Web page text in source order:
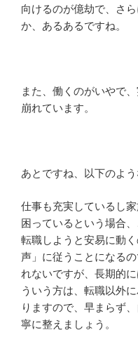
向けるのが億劫で、さ
か、あるあるですね。
また、働くのがいやで
崩れています。
あとですね、以下のよ
仕事も充実しているし
困っているという場合
転職しようと安易に動
声」に従うことになる
れないですが、長期的
ういう方は、転職以外
りますので、早まらず
寧に整えましょう。